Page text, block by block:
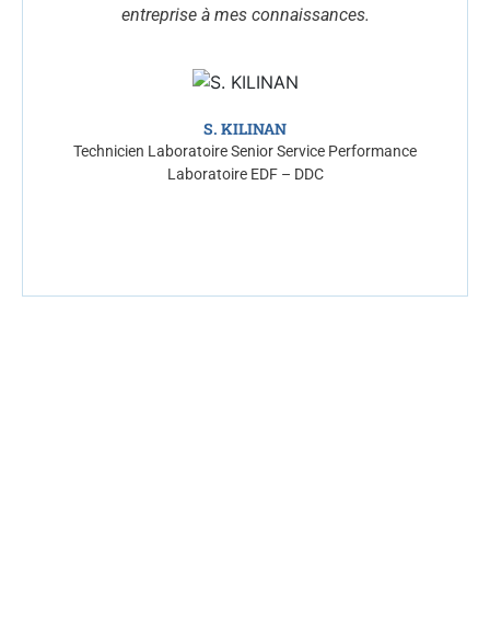
entreprise à mes connaissances.
S. KILINAN
Technicien Laboratoire Senior Service Performance
Laboratoire EDF – DDC